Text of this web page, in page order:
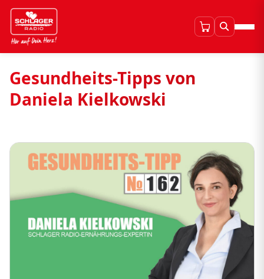
Gesundheits-Tipps von
Daniela Kielkowski